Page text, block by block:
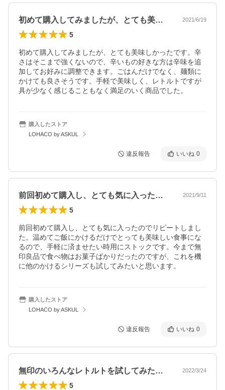
初めて購入してみましたが、とても美味し… 2021/6/19
5
初めて購入してみましたが、とても美味しかったです。辛
さはそこまで強くないので、辛いもの好きな方は辛味を追
加してお好みに調整できます。ごはんだけでなく、麺類に
かけても良さそうです。手軽で美味しく、レトルトですが
具が少なく感じることもなく満足のいく商品でした。
購入したストア
LOHACO by ASKUL
違反報告 いいね 0
前回初めて購入し、とても気に入ったので… 2021/9/11
5
前回初めて購入し、とても気に入ったのでリピートしまし
た。温めてご飯にかけるだけでとっても美味しい食事にな
るので、手軽に済ませたい時用にストックです。今まで無
印良品で食べ物はお菓子ばかりだったのですが、これを機
に他のかけるシリーズも試してみたいと思います。
購入したストア
LOHACO by ASKUL
違反報告 いいね 0
無印のいろんなレトルトを試してみたので… 2022/3/24
5